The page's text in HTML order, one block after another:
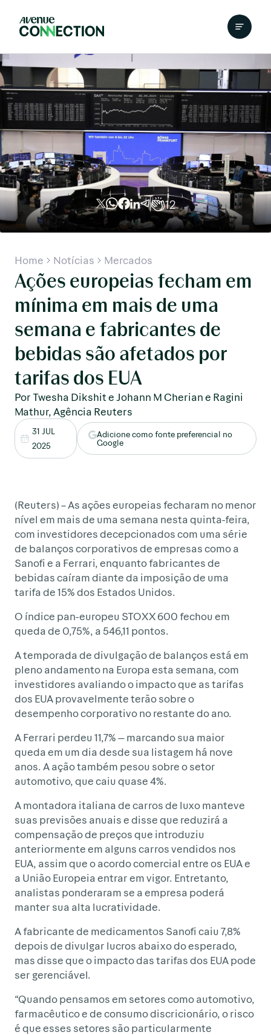
12
Home Notícias Mercados
Ações europeias fecham em
mínima em mais de uma
semana e fabricantes de
bebidas são afetados por
tarifas dos EUA
Por Twesha Dikshit e Johann M Cherian e Ragini
Mathur, Agência Reuters
31 JUL
2025
Adicione como fonte preferencial no
Google
(Reuters) – As ações europeias fecharam no menor
nível em mais de uma semana nesta quinta-feira,
com investidores decepcionados com uma série
de balanços corporativos de empresas como a
Sanofi e a Ferrari, enquanto fabricantes de
bebidas caíram diante da imposição de uma
tarifa de 15% dos Estados Unidos.
O índice pan-europeu STOXX 600 fechou em
queda de 0,75%, a 546,11 pontos.
A temporada de divulgação de balanços está em
pleno andamento na Europa esta semana, com
investidores avaliando o impacto que as tarifas
dos EUA provavelmente terão sobre o
desempenho corporativo no restante do ano.
A Ferrari perdeu 11,7% — marcando sua maior
queda em um dia desde sua listagem há nove
anos. A ação também pesou sobre o setor
automotivo, que caiu quase 4%.
A montadora italiana de carros de luxo manteve
suas previsões anuais e disse que reduzirá a
compensação de preços que introduziu
anteriormente em alguns carros vendidos nos
EUA, assim que o acordo comercial entre os EUA e
a União Europeia entrar em vigor. Entretanto,
analistas ponderaram se a empresa poderá
manter sua alta lucratividade.
A fabricante de medicamentos Sanofi caiu 7,8%
depois de divulgar lucros abaixo do esperado,
mas disse que o impacto das tarifas dos EUA pode
ser gerenciável.
“Quando pensamos em setores como automotivo,
farmacêutico e de consumo discricionário, o risco
é que esses setores são particularmente